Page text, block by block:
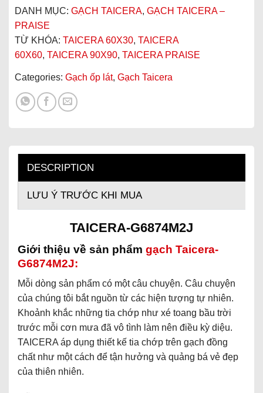
DANH MỤC: GẠCH TAICERA, GẠCH TAICERA –
PRAISE
TỪ KHÓA: TAICERA 60X30, TAICERA
60X60, TAICERA 90X90, TAICERA PRAISE
Categories: Gạch ốp lát, Gạch Taicera
DESCRIPTION
LƯU Ý TRƯỚC KHI MUA
TAICERA-G6874M2J
Giới thiệu về sản phẩm gạch Taicera-
G6874M2J:
Mỗi dòng sản phẩm có một câu chuyện. Câu chuyện
của chúng tôi bắt nguồn từ các hiện tượng tự nhiên.
Khoảnh khắc những tia chớp như xé toang bầu trời
trước mỗi cơn mưa đã vô tình làm nên điều kỳ diệu.
TAICERA áp dụng thiết kế tia chớp trên gạch đồng
chất như một cách để tận hưởng và quảng bá vẻ đẹp
của thiên nhiên.